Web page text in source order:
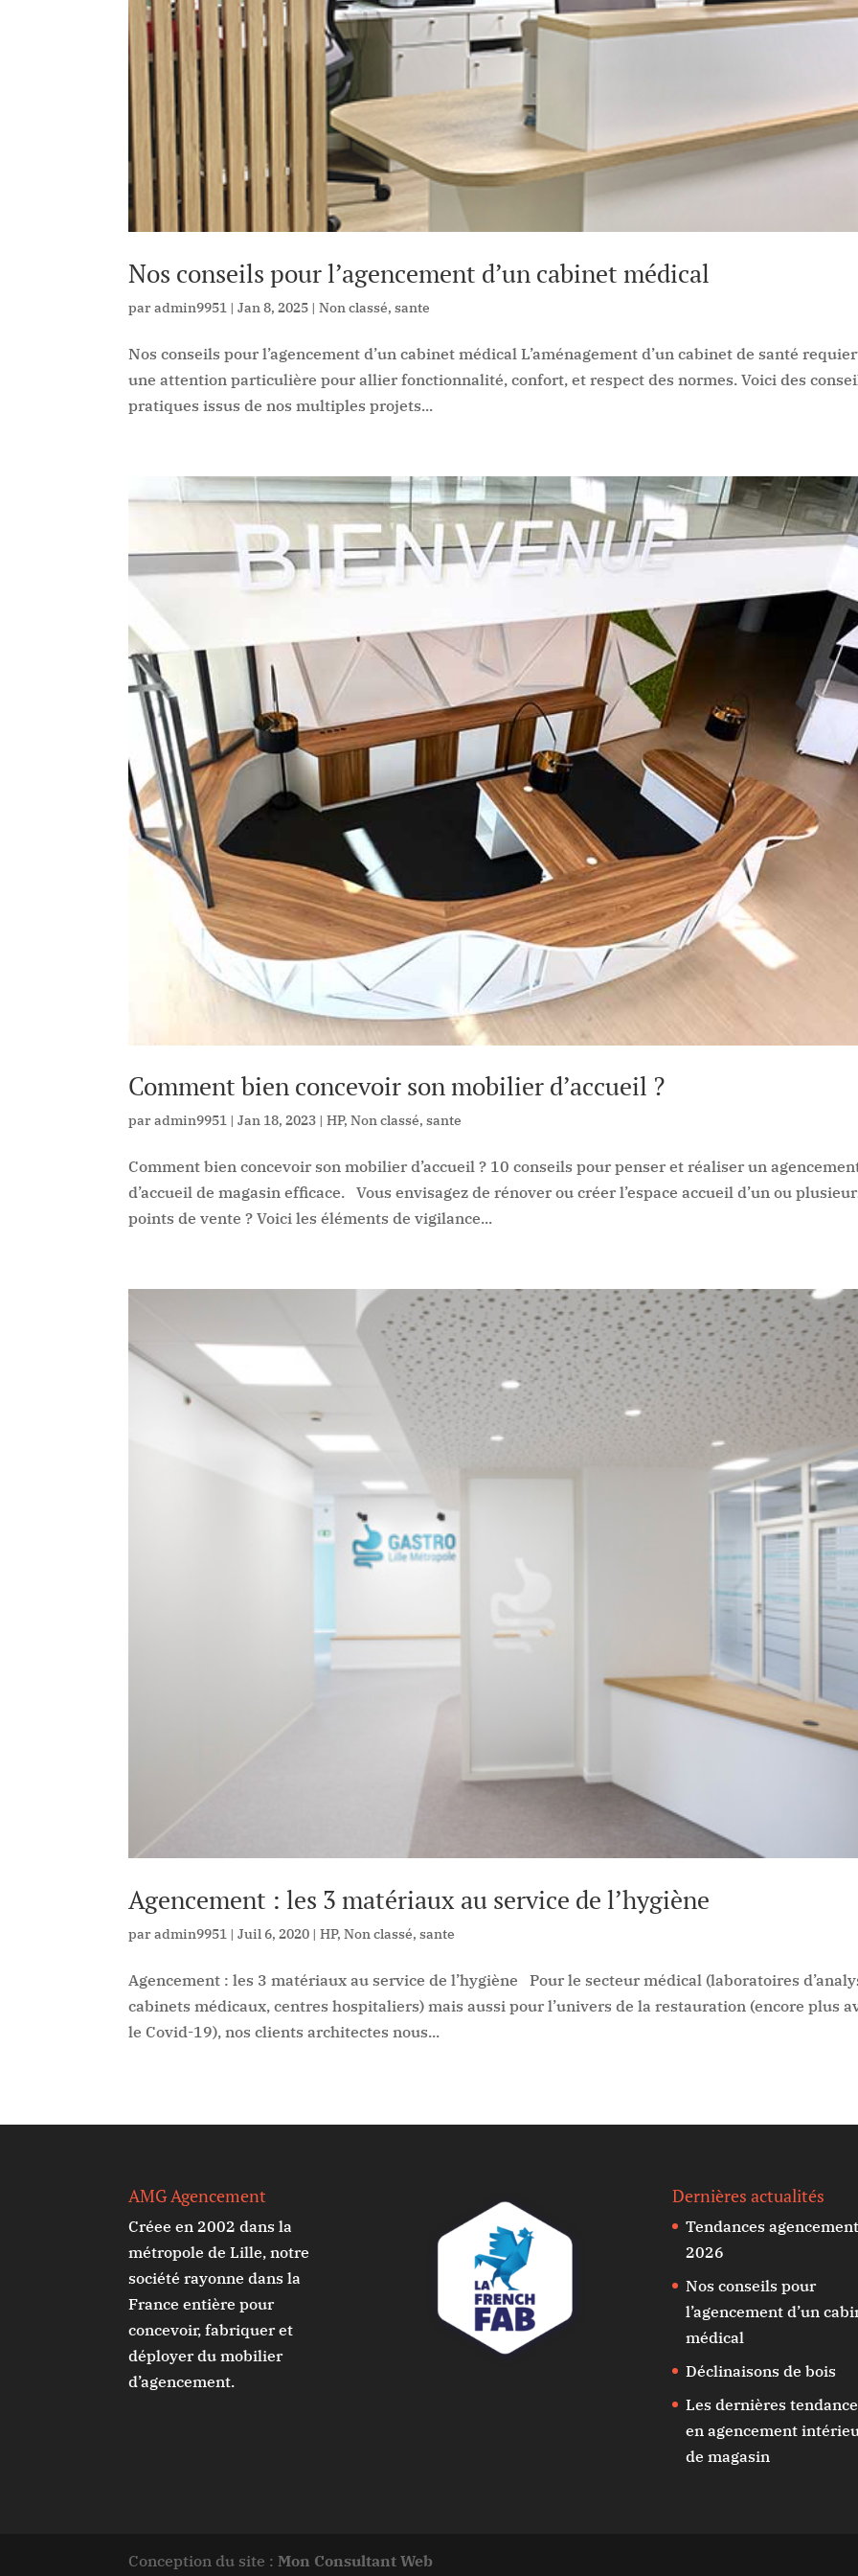
Nos conseils pour l’agencement d’un cabinet médical
paradmin9951 |Jan 8, 2025 |Non classé,sante
Nos conseils pour l’agencement d’un cabinet médical L’aménagement d’un cabinet de santé
une attention particulière pour allier fonctionnalité, confort, et respect des normes. Voici des
pratiques issus de nos multiples projets...
Comment bien concevoir son mobilier d’accueil ?
paradmin9951 |Jan 18, 2023 |HP,Non classé,sante
Comment bien concevoir son mobilier d’accueil ? 10 conseils pour penser et réaliser un
d’accueil de magasin efficace. Vous envisagez de rénover ou créer l’espace accueil d’un ou
points de vente ? Voici les éléments de vigilance...
Agencement : les 3 matériaux au service de l’hygiène
paradmin9951 |Juil 6, 2020 |HP,Non classé,sante
Agencement : les 3 matériaux au service de l’hygiène Pour le secteur médical (laboratoires
cabinets médicaux, centres hospitaliers) mais aussi pour l’univers de la restauration (encore plus
le Covid-19), nos clients architectes nous...
AMG Agencement
Créee en 2002 dans la
métropole de Lille, notre
société rayonne dans la
France entière pour
concevoir, fabriquer et
déployer du mobilier
d’agencement.
Dernières actualités
Tendances agencement
2026
Nos conseils pour
l’agencement d’un
médical
Déclinaisons de bois
Les dernières
en agencement
de magasin
Conception du site :Mon Consultant Web